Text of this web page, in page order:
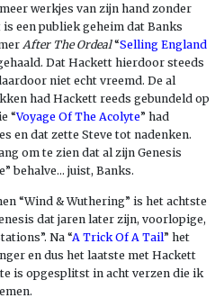
werkjes van zijn hand zonder
een publiek geheim dat Banks
After The Ordeal“Selling England
Dat Hackett hierdoor steeds
niet echt vreemd. De al
had Hackett reeds gebundeld op
“Voyage Of The Acolyte” had
en dat zette Steve tot nadenken.
om te zien dat al zijn Genesis
behalve… juist, Banks.
“Wind & Wuthering” is het achtste
dat jaren later zijn, voorlopige,
Na “A Trick Of A Tail ” het
en dus het laatste met Hackett
is opgesplitst in acht verzen die ik